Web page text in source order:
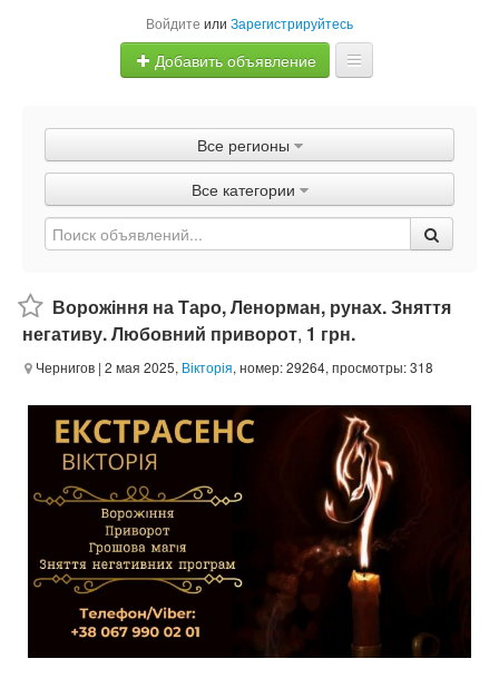
Войдите или Зарегистрируйтесь
Добавить объявление
Объявления
Быстрая продажа
Все регионы
Все категории
Ворожіння на Таро, Ленорман, рунах. Зняття
негативу. Любовний приворот, 1 грн.
Чернигов | 2 мая 2025, Вікторія, номер: 29264, просмотры: 318